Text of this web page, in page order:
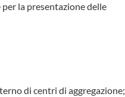
la presentazione delle
di centri di aggregazione;